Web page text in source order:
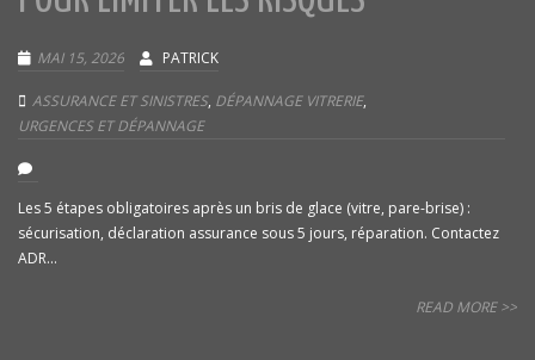
MAI 15, 2026 PATRICK
ASSURANCE ET SINISTRES, DÉPANNAGE VITRERIE,
URGENCES ET DÉPANNAGE
Les 5 étapes obligatoires après un bris de glace (vitre, pare-brise) :
sécurisation, déclaration assurance sous 5 jours, réparation. Contactez
ADR...
READ MORE >>